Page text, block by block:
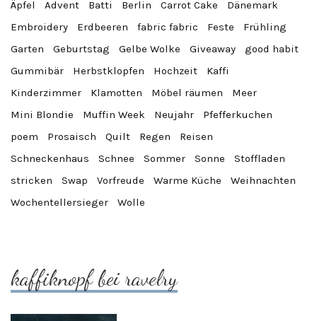
Äpfel Advent Batti Berlin Carrot Cake
Dänemark
Embroidery
Erdbeeren fabric fabric Feste
Frühling
Garten
Geburtstag Gelbe Wolke Giveaway
good habit
Gummibär
Herbstklopfen Hochzeit
Kaffi
Kinderzimmer
Klamotten Möbel räumen
Meer
Mini Blondie
Muffin Week Neujahr
Pfefferkuchen
poem
Prosaisch Quilt Regen
Reisen
Schneckenhaus
Schnee Sommer Sonne
Stoffladen
stricken
Swap Vorfreude Warme Küche
Weihnachten
Wochentellersieger
Wolle
kaffiknopf bei ravelry